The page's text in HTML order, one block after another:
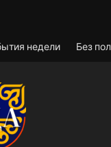
недели Без